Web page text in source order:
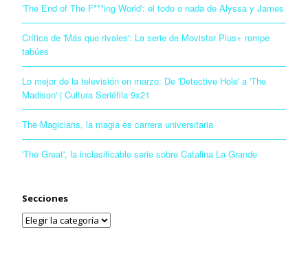
'The End of The F***ing World': el todo o nada de Alyssa y James
Crítica de 'Más que rivales': La serie de Movistar Plus+ rompe
tabúes
Lo mejor de la televisión en marzo: De 'Detective Hole' a 'The
Madison' | Cultura Seriéfila 9x21
The Magicians, la magia es carrera universitaria
'The Great', la inclasificable serie sobre Catalina La Grande
Secciones